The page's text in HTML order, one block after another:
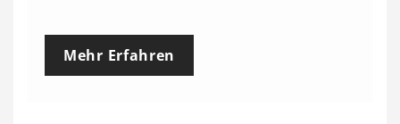
Mehr Erfahren